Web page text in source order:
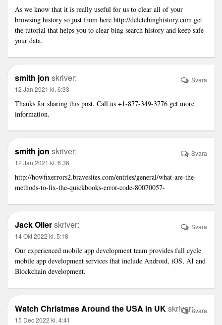
As we know that it is really useful for us to clear all of your
browsing history so just from here http://deletebinghistory.com get
the tutorial that helps you to clear bing search history and keep safe
your data.
smith jon skriver:
12 Jan 2021 kl. 6:33
Thanks for sharing this post. Call us +1-877-349-3776 get more
information.
Svara
smith jon skriver:
12 Jan 2021 kl. 6:36
http://howfixerrors2.bravesites.com/entries/general/what-are-the-
methods-to-fix-the-quickbooks-error-code-80070057-
Svara
Jack Olierskriver:
14 Okt 2022 kl. 5:18
Our experienced mobile app development team provides full cycle
mobile app development services that include Android, iOS, AI and
Blockchain development.
Svara
Watch Christmas Around the USA in UKskriver:
15 Dec 2022 kl. 4:41
Svara